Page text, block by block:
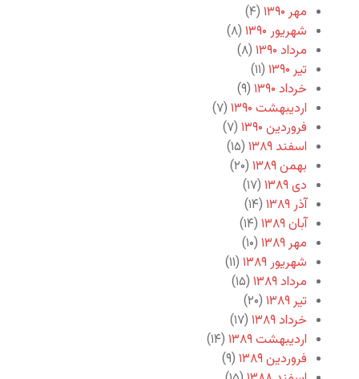
مهر ۱۳۹۰
(۴)
شهریور ۱۳۹۰
(۸)
مرداد ۱۳۹۰
(۸)
تیر ۱۳۹۰
(۱۱)
خرداد ۱۳۹۰
(۹)
اردیبهشت ۱۳۹۰
(۷)
فروردین ۱۳۹۰
(۷)
اسفند ۱۳۸۹
(۱۵)
بهمن ۱۳۸۹
(۲۰)
دی ۱۳۸۹
(۱۷)
آذر ۱۳۸۹
(۱۴)
آبان ۱۳۸۹
(۱۴)
مهر ۱۳۸۹
(۱۰)
شهریور ۱۳۸۹
(۱۱)
مرداد ۱۳۸۹
(۱۵)
تیر ۱۳۸۹
(۲۰)
خرداد ۱۳۸۹
(۱۷)
اردیبهشت ۱۳۸۹
(۱۴)
فروردین ۱۳۸۹
(۹)